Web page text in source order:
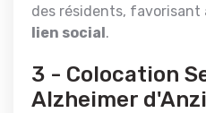
des résidents, favorisant
lien social.
3 - Colocation
Alzheimer